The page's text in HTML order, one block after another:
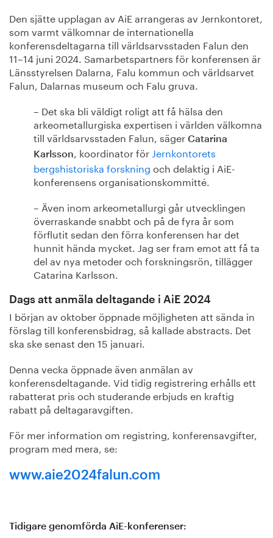
Den sjätte upplagan av AiE arrangeras av Jernkontoret,
som varmt välkomnar de internationella
konferensdeltagarna till världsarvsstaden Falun den
11–14 juni 2024. Samarbetspartners för konferensen är
Länsstyrelsen Dalarna, Falu kommun och världsarvet
Falun, Dalarnas museum och Falu gruva.
– Det ska bli väldigt roligt att få hälsa den
arkeometallurgiska expertisen i världen välkomna
till världsarvsstaden Falun, säger Catarina
Karlsson, koordinator för Jernkontorets
bergshistoriska forskning och delaktig i AiE-
konferensens organisationskommitté.
– Även inom arkeometallurgi går utvecklingen
överraskande snabbt och på de fyra år som
förflutit sedan den förra konferensen har det
hunnit hända mycket. Jag ser fram emot att få ta
del av nya metoder och forskningsrön, tillägger
Catarina Karlsson.
Dags att anmäla deltagande i AiE 2024
I början av oktober öppnade möjligheten att sända in
förslag till konferensbidrag, så kallade abstracts. Det
ska ske senast den 15 januari.
Denna vecka öppnade även anmälan av
konferensdeltagande. Vid tidig registrering erhålls ett
rabatterat pris och studerande erbjuds en kraftig
rabatt på deltagaravgiften.
För mer information om registring, konferensavgifter,
program med mera, se:
www.aie2024falun.com
Tidigare genomförda AiE-konferenser: